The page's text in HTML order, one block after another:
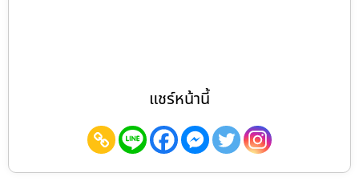
แชร์หน้านี้